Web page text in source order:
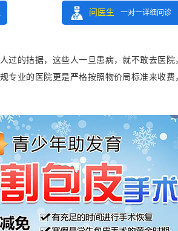
问医生 一对一详细问诊
的拮据，这些人一旦患病，就不敢去医院
专业的医院更是严格按照物价局标准来收